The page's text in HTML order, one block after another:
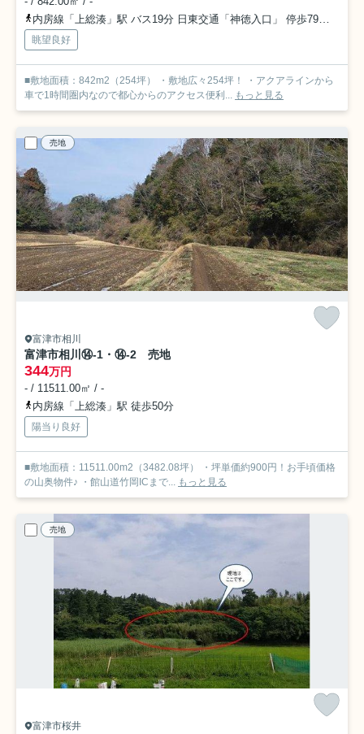
内房線「上総湊」駅 バス19分 日東交通「神徳入口」 停歩79分車18分 11.0km
眺望良好
■敷地面積：842m2（254坪） ・敷地広々254坪！ ・アクアラインから
車で1時間圏内なので都心からのアクセス便利... もっと見る
売地
富津市相川
富津市相川⑭-1・⑭-2 売地
344万円
- / 11511.00㎡ / -
内房線「上総湊」駅 徒歩50分
陽当り良好
■敷地面積：11511.00m2（3482.08坪） ・坪単価約900円！お手頃価格
の山奥物件♪ ・館山道竹岡ICまで... もっと見る
売地
富津市桜井